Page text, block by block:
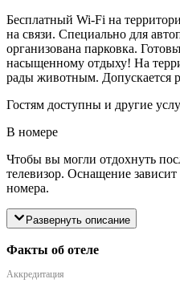
Бесплатный Wi-Fi на
на связи. Специально для
организована парковка.
насыщенному отдыху! На
рады животным. Допускается
Гостям доступны и другие
В номере
Чтобы вы могли отдохнуть
телевизор. Оснащение
номера.
Развернуть описание
Факты об отеле
Аккредитация